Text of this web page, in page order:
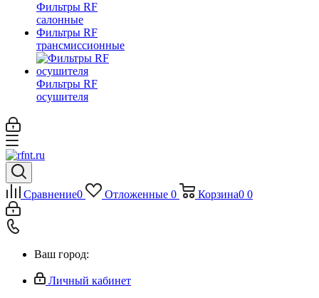
Фильтры RF
салонные
Фильтры RF
трансмиссионные
Фильтры RF
осушителя
Сравнение0 Отложенные 0 Корзина0 0
Ваш город:
Личный кабинет